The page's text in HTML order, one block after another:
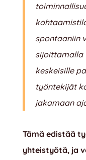
spontaaniin
sijoittamalla
keskeisille
työntekijät
jakamaan
Tämä edistää
yhteistyötä, ja